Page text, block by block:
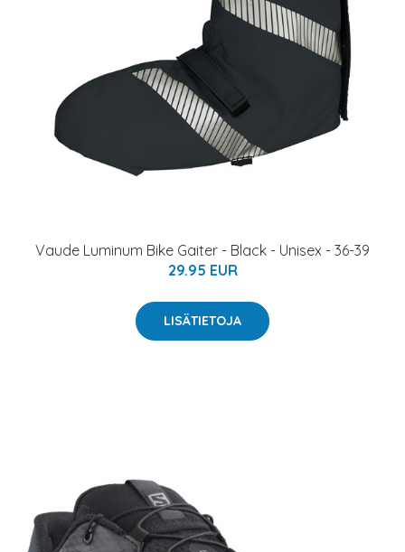
Vaude Luminum Bike Gaiter - Black - Unisex - 36-39
29.95 EUR
LISÄTIETOJA